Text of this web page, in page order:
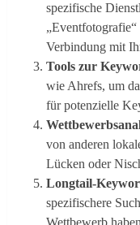
spezifische
Verbindung mit
Tools zur
wie Ahrefs, um
für potenzielle
von anderen
Lücken oder
Longtail-
spezifischere